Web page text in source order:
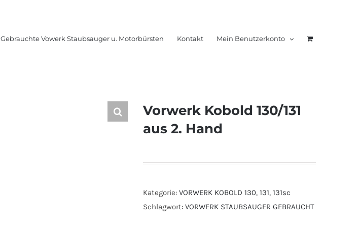
Gebrauchte Vowerk Staubsauger u. Motorbürsten Kontakt Mein Benutzerkonto
Vorwerk Kobold 130/131
aus 2. Hand
Kategorie:VORWERK KOBOLD 130, 131, 131sc
Schlagwort:VORWERK STAUBSAUGER GEBRAUCHT